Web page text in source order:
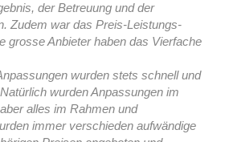
der Betreuung und der
Zudem war das Preis-Leistungs-
grosse Anbieter haben das Vierfache
wurden stets schnell und
wurden Anpassungen im
alles im Rahmen und
immer verschieden aufwändige